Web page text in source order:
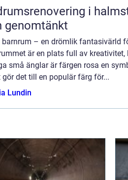
i halmstad tryggt,
genomtänkt
barnrum – en drömlik fantasivärld
är en plats full av
små änglar är färgen rosa en
gör det till en populär färg för...
Lundin